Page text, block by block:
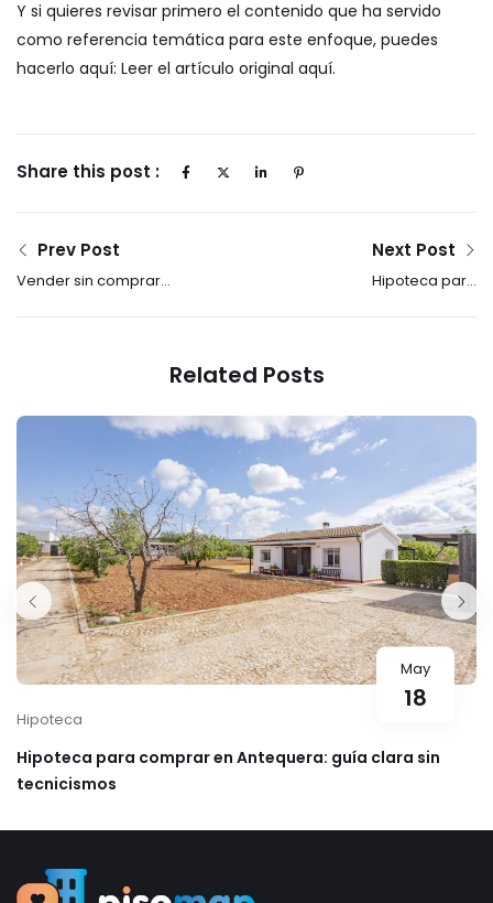
Y si quieres revisar primero el contenido que ha servido
como referencia temática para este enfoque, puedes
hacerlo aquí: Leer el artículo original aquí.
Share this post :
Prev Post
Vender sin comprar
Next Post
Hipoteca para
Related Posts
May
18
Hipoteca
Hipoteca para comprar en Antequera: guía clara sin
tecnicismos